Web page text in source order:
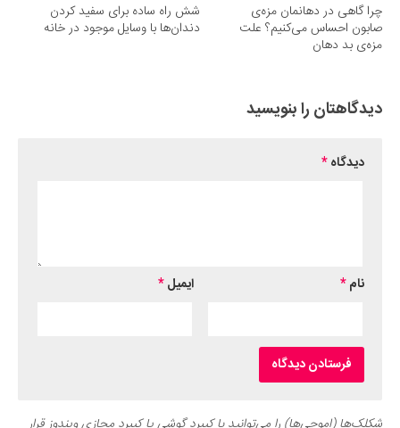
چرا گاهی در دهانمان مزه‌ی
صابون احساس می‌کنیم؟ علت
مزه‌ی بد دهان
شش راه ساده برای سفید کردن
دندان‌ها با وسایل موجود در خانه
دیدگاهتان را بنویسید
دیدگاه*
نام* ایمیل*